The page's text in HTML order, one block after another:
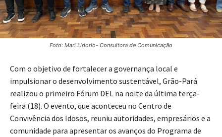
Foto: Mari Lidorio- Consultora de Comunicação
Com o objetivo de fortalecer a governança local e
impulsionar o desenvolvimento sustentável, Grão-Pará
realizou o primeiro Fórum DEL na noite da última terça-
feira (18). O evento, que aconteceu no Centro de
Convivência dos Idosos, reuniu autoridades, empresários e a
comunidade para apresentar os avanços do Programa de